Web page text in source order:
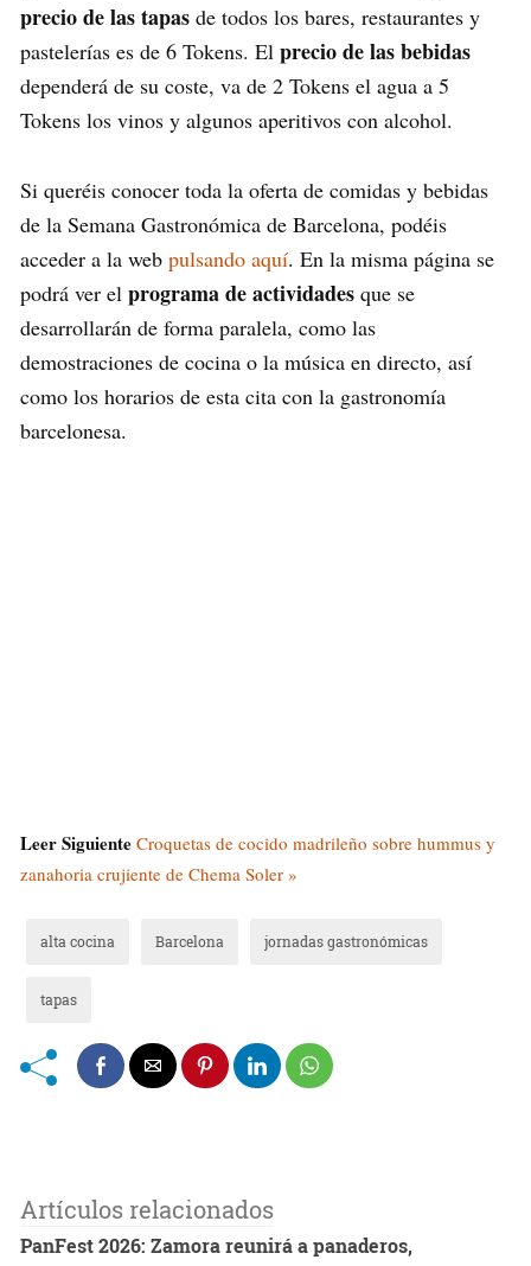
precio de las tapas de todos los bares, restaurantes y
pastelerías es de 6 Tokens. El precio de las bebidas
dependerá de su coste, va de 2 Tokens el agua a 5
Tokens los vinos y algunos aperitivos con alcohol.
Si queréis conocer toda la oferta de comidas y bebidas
de la Semana Gastronómica de Barcelona, podéis
acceder a la web pulsando aquí. En la misma página se
podrá ver el programa de actividades que se
desarrollarán de forma paralela, como las
demostraciones de cocina o la música en directo, así
como los horarios de esta cita con la gastronomía
barcelonesa.
Leer Siguiente Croquetas de cocido madrileño sobre hummus y
zanahoria crujiente de Chema Soler »
alta cocina Barcelona jornadas gastronómicas
tapas
Artículos relacionados
PanFest 2026: Zamora reunirá a panaderos,